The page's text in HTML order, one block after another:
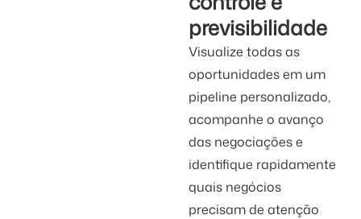
previsibilidade
Visualize todas as
oportunidades em um
pipeline personalizado,
acompanhe o avanço
das negociações e
identifique rapidamente
quais negócios
precisam de atenção